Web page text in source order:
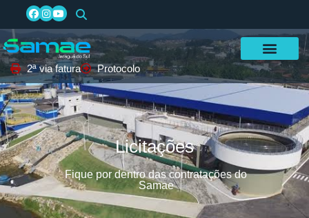
2ª via fatura Protocolo
Licitações
Fique por dentro das contratações do
Samae